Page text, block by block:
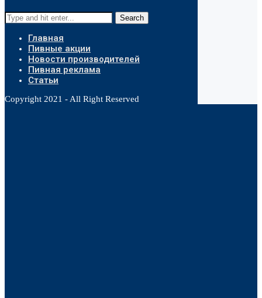
Search
Главная
Пивные акции
Новости производителей
Пивная реклама
Статьи
Copyright 2021 - All Right Reserved